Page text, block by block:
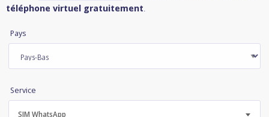
téléphone virtuel gratuitement.
Pays
Service
SIM WhatsApp